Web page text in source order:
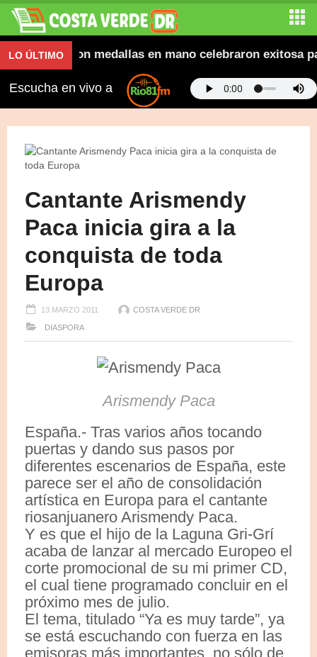
LO ÚLTIMOy con medallas en mano celebraron exitosa
Escucha en vivo a
Cantante Arismendy
Paca inicia gira a la
conquista de toda
Europa
13 MARZO 2011 COSTA VERDE DR
DIASPORA
Arismendy Paca
España.- Tras varios años tocando
puertas y dando sus pasos por
diferentes escenarios de España, este
parece ser el año de consolidación
artística en Europa para el cantante
riosanjuanero Arismendy Paca.
Y es que el hijo de la Laguna Gri-Grí
acaba de lanzar al mercado Europeo el
corte promocional de su mi primer CD,
el cual tiene programado concluir en el
próximo mes de julio.
El tema, titulado “Ya es muy tarde”, ya
se está escuchando con fuerza en las
emisoras más importantes, no sólo de